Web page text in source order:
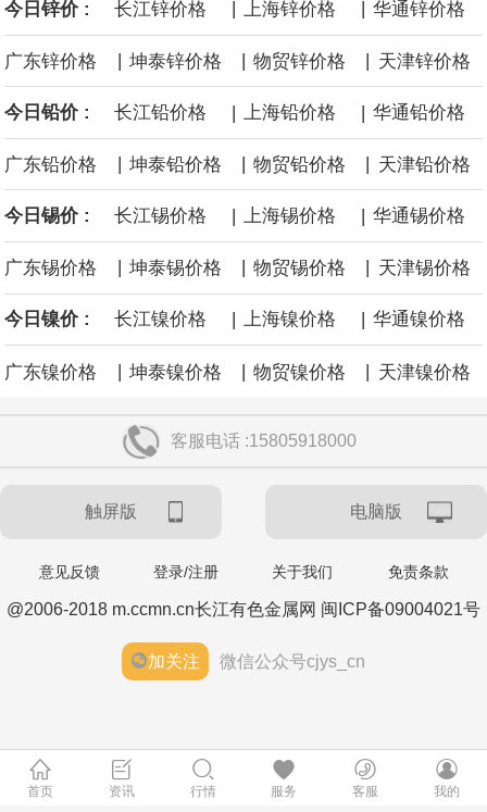
供支撑，同时投资者正等待美国非农就业数据，以寻找美国利率前
景的线索。StoneX高级分析师马特·辛普森表示，中东和平前景改善
海力士：龙仁工厂将生产高带宽内存（HBM）及其他下一代动态随
机存取存储器（DRAM）。
今日锌价 : 长江锌价格 上海锌价格 华通锌价格
广东锌价格 | 坤泰锌价格 | 物贸锌价格 | 天津锌价格
今日铅价 : 长江铅价格 | 上海铅价格 | 华通铅价格
广东铅价格 坤泰铅价格 物贸铅价格 天津铅价格
今日锡价 : 长江锡价格 | 上海锡价格 | 华通锡价格
广东锡价格 坤泰锡价格 物贸锡价格 天津锡价格
今日镍价 : 长江镍价格 | 上海镍价格 | 华通镍价格
广东镍价格 | 坤泰镍价格 | 物贸镍价格 | 天津镍价格
客服电话 :15805918000
触屏版 电脑版
意见反馈 登录/注册 关于我们 免责条款
@2006-2018 m.ccmn.cn长江有色金属网 闽ICP备09004021号
加关注 微信公众号cjys_cn
首页 资讯 行情 服务 客服 我的